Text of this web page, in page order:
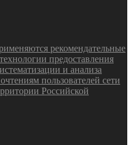
рекомендательные
предоставления
и анализа
пользователей сети
Российской